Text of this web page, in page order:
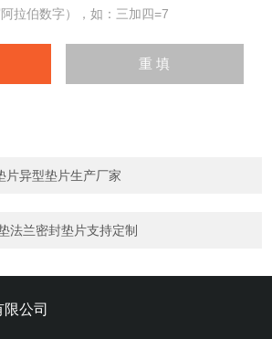
拉伯数字），如：三加四=7
片异型垫片生产厂家
法兰密封垫片支持定制
公司